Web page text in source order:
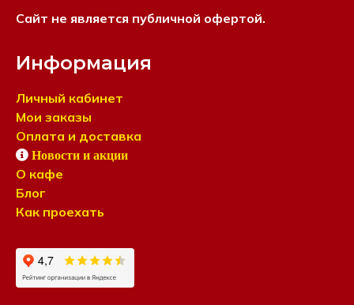
Сайт не является публичной офертой.
Информация
Личный кабинет
Мои заказы
Оплата и доставка
Новости и акции
О кафе
Блог
Как проехать